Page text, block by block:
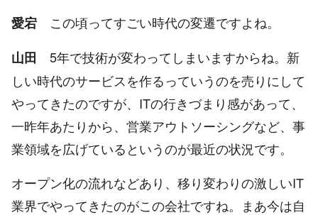
愛宕 この頃ってすごい時代の変遷ですよね。
山田 5年で技術が変わってしまいますからね。新
しい時代のサービスを作るっていうのを売りにして
やってきたのですが、ITの行きづまり感があって、
一昨年あたりから、営業アウトソーシングなど、事
業領域を広げているというのが最近の状況です。
オープン化の流れなどあり、移り変わりの激しいIT
業界でやってきたのがこの会社ですね。まあ今は自